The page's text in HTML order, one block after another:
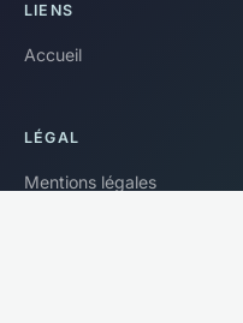
LIENS
Accueil
LÉGAL
Mentions légales